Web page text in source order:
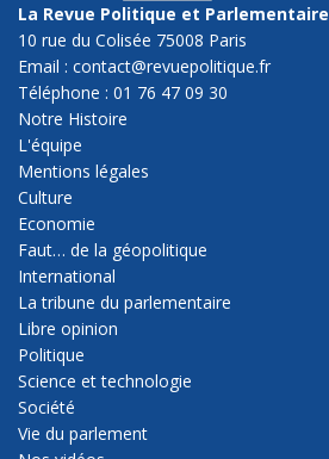
La Revue Politique et Parlementaire
10 rue du Colisée 75008 Paris
Email : contact@revuepolitique.fr
Téléphone : 01 76 47 09 30
Notre Histoire
L'équipe
Mentions légales
Culture
Economie
Faut… de la géopolitique
International
La tribune du parlementaire
Libre opinion
Politique
Science et technologie
Société
Vie du parlement